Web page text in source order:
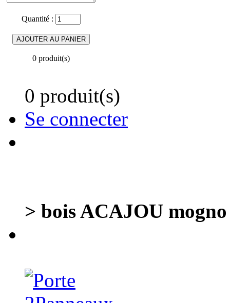
Quantité :
0 produit(s)
0 produit(s)
Se connecter
> bois ACAJOU